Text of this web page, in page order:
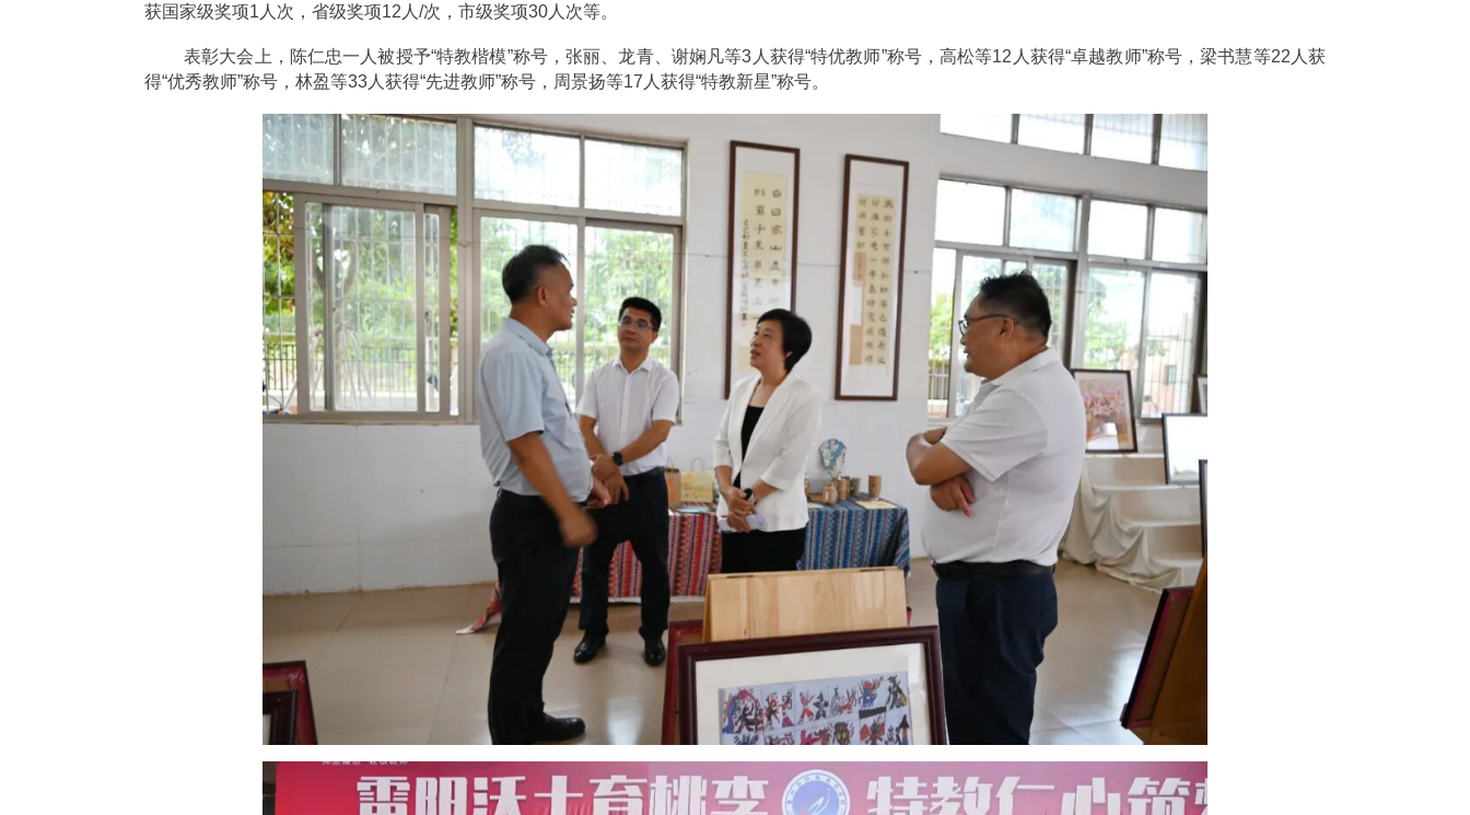
获国家级奖项1人次，省级奖项12人/次，市级奖项30人次等。
表彰大会上，陈仁忠一人被授予“特教楷模”称号，张丽、龙青、谢娴凡等3人获得“特优教师”称号，高松等12人获得“卓越教师”称号，梁书慧等22人获
得“优秀教师”称号，林盈等33人获得“先进教师”称号，周景扬等17人获得“特教新星”称号。